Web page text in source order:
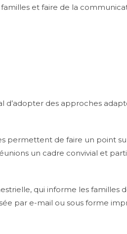
et faire de la
d’adopter des approches
permettent de faire un point
un cadre convivial et
qui informe les familles
par e-mail ou sous forme